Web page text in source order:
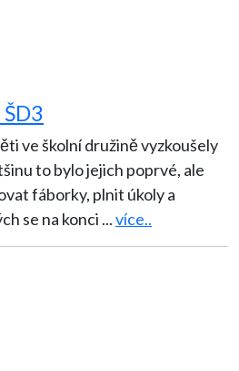
ve školní družině vyzkoušely
to bylo jejich poprvé, ale
fáborky, plnit úkoly a
se na konci ...více..